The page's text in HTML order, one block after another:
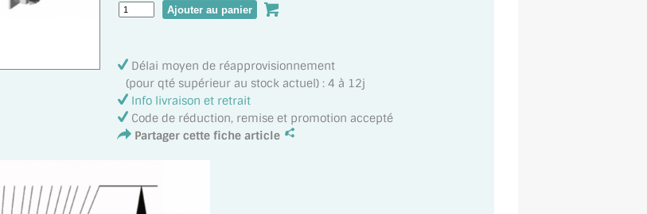
Délai moyen de réapprovisionnement
(pour qté supérieur au stock actuel) : 4 à 12j
Info livraison et retrait
Code de réduction, remise et promotion accepté
Partager cette fiche article